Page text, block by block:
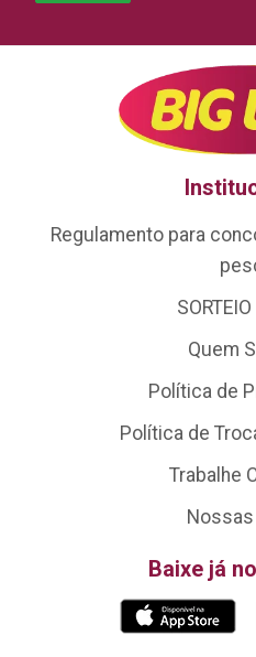
Regulamento para
SORTEIO
Quem
Política de
Política de
Trabalhe
Baixe já